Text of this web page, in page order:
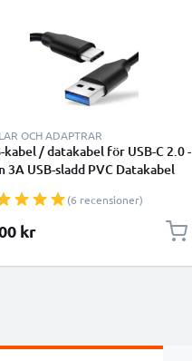
OCH ADAPTRAR
kabel / datakabel för USB-C 2.0 -
3A USB-sladd PVC Datakabel
(6 recensioner)
kr